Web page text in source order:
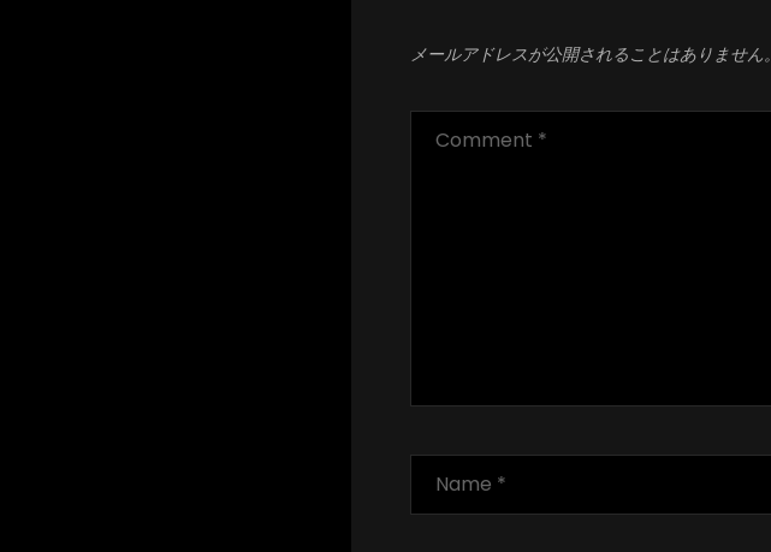
メールアドレスが公開されることはありません。